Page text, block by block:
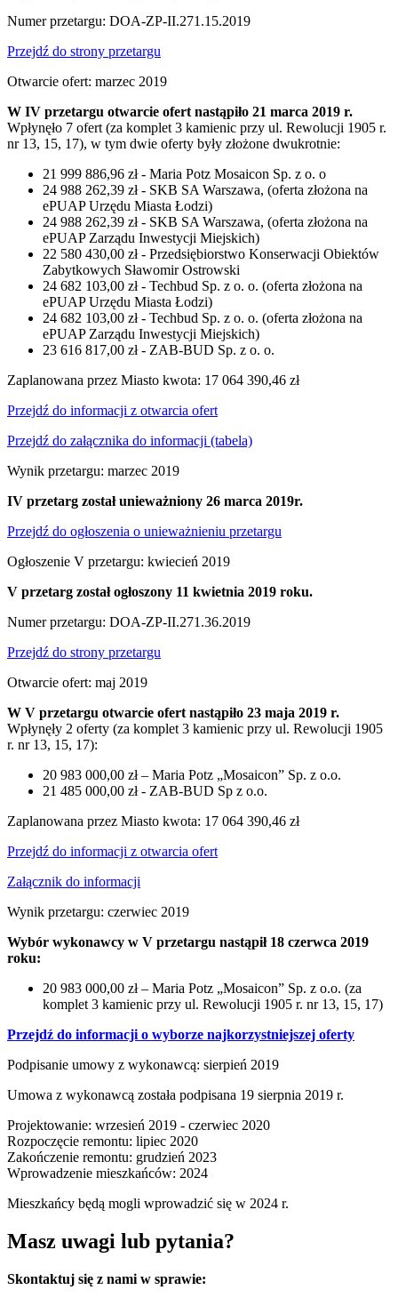
Numer przetargu: DOA-ZP-II.271.15.2019
Przejdź do strony przetargu
Otwarcie ofert: marzec 2019
W IV przetargu otwarcie ofert nastąpiło 21 marca 2019 r.
Wpłynęło 7 ofert (za komplet 3 kamienic przy ul. Rewolucji 1905 r.
nr 13, 15, 17), w tym dwie oferty były złożone dwukrotnie:
21 999 886,96 zł - Maria Potz Mosaicon Sp. z o. o
24 988 262,39 zł - SKB SA Warszawa, (oferta złożona na
ePUAP Urzędu Miasta Łodzi)
24 988 262,39 zł - SKB SA Warszawa, (oferta złożona na
ePUAP Zarządu Inwestycji Miejskich)
22 580 430,00 zł - Przedsiębiorstwo Konserwacji Obiektów
Zabytkowych Sławomir Ostrowski
24 682 103,00 zł - Techbud Sp. z o. o. (oferta złożona na
ePUAP Urzędu Miasta Łodzi)
24 682 103,00 zł - Techbud Sp. z o. o. (oferta złożona na
ePUAP Zarządu Inwestycji Miejskich)
23 616 817,00 zł - ZAB-BUD Sp. z o. o.
Zaplanowana przez Miasto kwota: 17 064 390,46 zł
Przejdź do informacji z otwarcia ofert
Przejdź do załącznika do informacji (tabela)
Wynik przetargu: marzec 2019
IV przetarg został unieważniony 26 marca 2019r.
Przejdź do ogłoszenia o unieważnieniu przetargu
Ogłoszenie V przetargu: kwiecień 2019
V przetarg został ogłoszony 11 kwietnia 2019 roku.
Numer przetargu: DOA-ZP-II.271.36.2019
Przejdź do strony przetargu
Otwarcie ofert: maj 2019
W V przetargu otwarcie ofert nastąpiło 23 maja 2019 r.
Wpłynęły 2 oferty (za komplet 3 kamienic przy ul. Rewolucji 1905
r. nr 13, 15, 17):
20 983 000,00 zł – Maria Potz „Mosaicon” Sp. z o.o.
21 485 000,00 zł - ZAB-BUD Sp z o.o.
Zaplanowana przez Miasto kwota: 17 064 390,46 zł
Przejdź do informacji z otwarcia ofert
Załącznik do informacji
Wynik przetargu: czerwiec 2019
Wybór wykonawcy w V przetargu nastąpił 18 czerwca 2019
roku:
20 983 000,00 zł – Maria Potz „Mosaicon” Sp. z o.o. (za
komplet 3 kamienic przy ul. Rewolucji 1905 r. nr 13, 15, 17)
Przejdź do informacji o wyborze najkorzystniejszej oferty
Podpisanie umowy z wykonawcą: sierpień 2019
Umowa z wykonawcą została podpisana 19 sierpnia 2019 r.
Projektowanie: wrzesień 2019 - czerwiec 2020
Rozpoczęcie remontu: lipiec 2020
Zakończenie remontu: grudzień 2023
Wprowadzenie mieszkańców: 2024
Mieszkańcy będą mogli wprowadzić się w 2024 r.
Masz uwagi lub pytania?
Skontaktuj się z nami w sprawie: